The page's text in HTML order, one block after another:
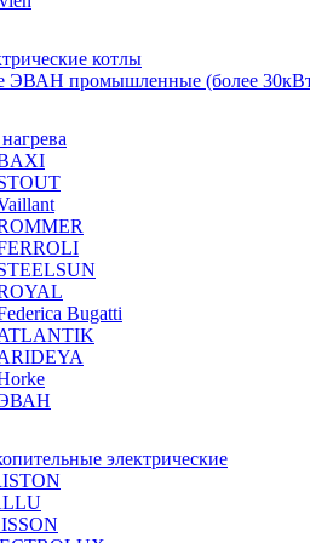
котлы
ЭВАН промышленные (более
Bugatti
ЭВАН
электрические